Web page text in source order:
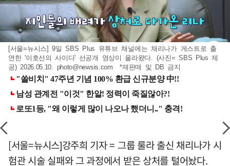
[서울=뉴시스] 9일 SBS Plus 유튜브 채널에는 채리나가 게스트로 출
연한 '이호선의 사이다' 선공개 영상이 올라왔다. (사진= SBS Plus 제
공) 2026.05.10. photo@newsis.com *재판매 및 DB 금지
[서울=뉴시스]강주희 기자 = 그룹 룰라 출신 채리나가 시
험관 시술 실패와 그 과정에서 받은 상처를 털어놨다.